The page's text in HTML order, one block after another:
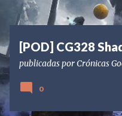
[POD] CG328
publicadas porCrónicas
0